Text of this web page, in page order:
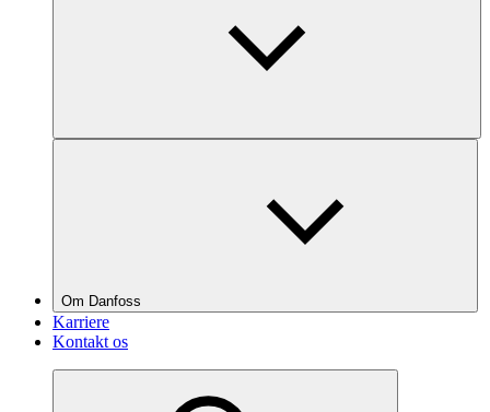
Om Danfoss
Karriere
Kontakt os